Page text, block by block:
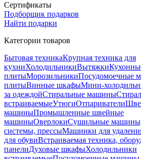
Сертификаты
Подборщик подарков
Найти подарки
Категории товаров
Бытовая техникаКрупная техника для
кухниХолодильникиВытяжки
плитыМорозильникиПосудомоечные
плитыВинные шкафыМини-
за одеждойСтиральные машины
встраиваемыеУтюгиОтпариватели
машиныПромышленные швейные
машиныОверлокиСушильные
системы, прессыМашинки для
для обувиВстраиваемая техника,
панелиДуховые шкафыХолодильники